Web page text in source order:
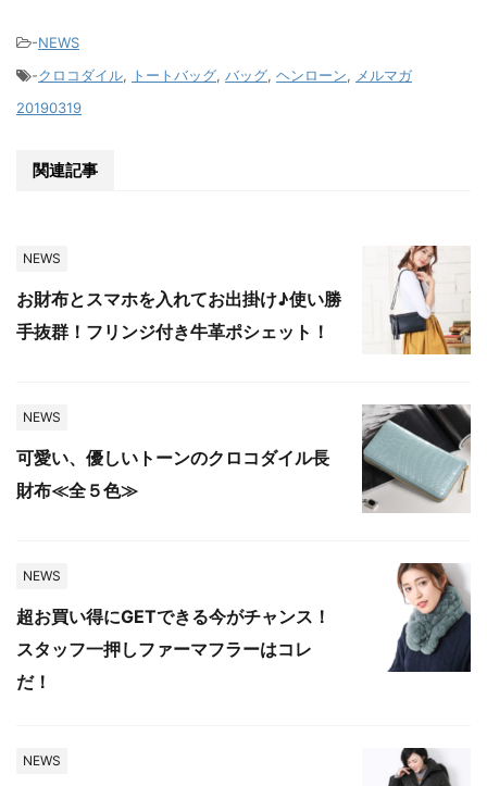
-NEWS
-クロコダイル, トートバッグ, バッグ, ヘンローン, メルマガ
20190319
関連記事
NEWS
お財布とスマホを入れてお出掛け♪使い勝
手抜群！フリンジ付き牛革ポシェット！
NEWS
可愛い、優しいトーンのクロコダイル長
財布≪全５色≫
NEWS
超お買い得にGETできる今がチャンス！
スタッフ一押しファーマフラーはコレ
だ！
NEWS